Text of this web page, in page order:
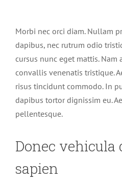
Morbi nec orci diam. Nullam
dapibus, nec rutrum odio
cursus nunc eget mattis. Nam
convallis venenatis tristique.
risus tincidunt commodo. In
dapibus tortor dignissim eu.
pellentesque.
Donec vehicula
sapien